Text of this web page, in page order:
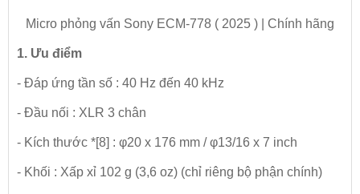
Micro phỏng vấn Sony ECM-778 ( 2025 ) | Chính hãng
1. Ưu điểm
- Đáp ứng tần số : 40 Hz đến 40 kHz
- Đầu nối : XLR 3 chân
- Kích thước *[8] : φ20 x 176 mm / φ13/16 x 7 inch
- Khối : Xấp xỉ 102 g (3,6 oz) (chỉ riêng bộ phận chính)